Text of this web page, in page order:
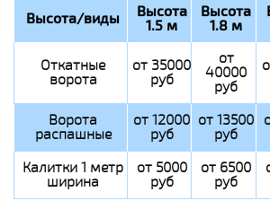
Высота/виды Высота
1.5 м
Высота
1.8 м
Откатные
ворота
от 35000
руб
от
40000
руб
Ворота
распашные
от 12000
руб
от 13500
руб
Калитки 1 метр
ширина
от 5000
руб
от 6500
руб